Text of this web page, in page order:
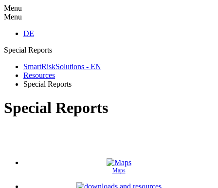
Menu
Menu
DE
Special Reports
SmartRiskSolutions - EN
Resources
Special Reports
Special Reports
Maps